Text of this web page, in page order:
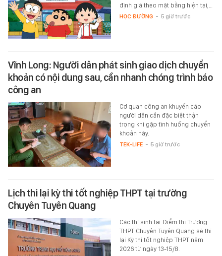
định giá theo mặt bằng hiện tại,…
HỌC ĐƯỜNG - 5 giờ trước
Vĩnh Long: Người dân phát sinh giao dịch chuyển
khoản có nội dung sau, cần nhanh chóng trình báo
công an
Cơ quan công an khuyến cáo
người dân cần đặc biệt thận
trọng khi gặp tình huống chuyển
khoản này.
TEK-LIFE - 5 giờ trước
Lịch thi lại kỳ thi tốt nghiệp THPT tại trường
Chuyên Tuyên Quang
Các thí sinh tại Điểm thi Trường
THPT Chuyên Tuyên Quang sẽ thi
lại Kỳ thi tốt nghiệp THPT năm
2026 từ ngày 13-15/8.